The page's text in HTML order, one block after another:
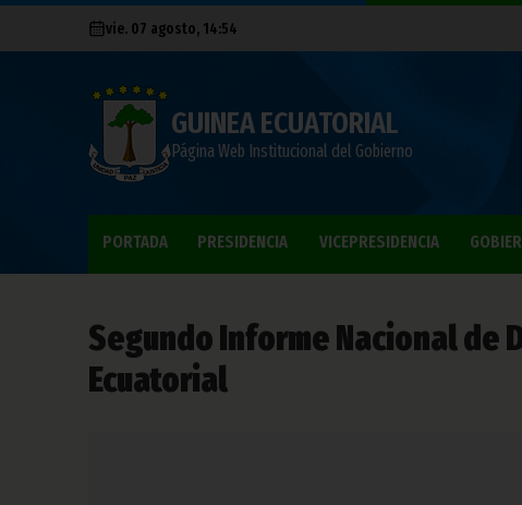
vie. 07 agosto, 14:54
GUINEA ECUATORIAL
Página Web Institucional del Gobierno
PORTADA PRESIDENCIA VICEPRESIDENCIA
Segundo Informe Nacional de
Ecuatorial